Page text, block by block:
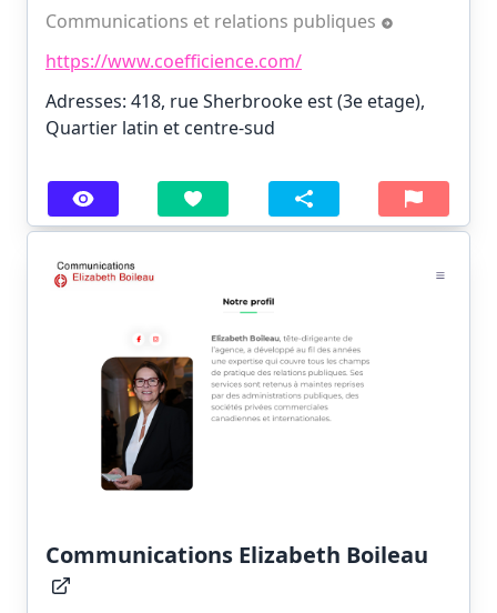
Communications et relations publiques
https://www.coefficience.com/
Adresses: 418, rue Sherbrooke est (3e etage),
Quartier latin et centre-sud
Communications Elizabeth Boileau